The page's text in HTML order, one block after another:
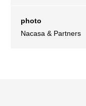
photo
Nacasa & Partners